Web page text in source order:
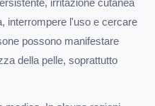
interrompere l'uso e cercare
possono manifestare
della pelle, soprattutto